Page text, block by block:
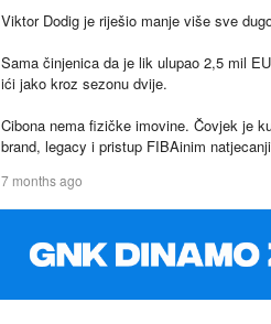
Viktor Dodig je riješio manje više sve
Sama činjenica da je lik ulupao 2,5 mil
ići jako kroz sezonu dvije.
Cibona nema fizičke imovine. Čovjek je
brand, legacy i pristup FIBAinim
7 months ago